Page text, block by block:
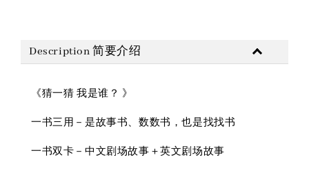
Description 简要介绍
《猜一猜 我是谁？ 》
一书三用－是故事书、数数书，也是找找书
一书双卡－中文剧场故事＋英文剧场故事